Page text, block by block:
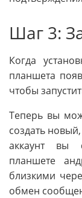
Шаг 3:
Когда
планшета
чтобы
Теперь вы
создать
аккаунт вы
планшете
близкими
обмен